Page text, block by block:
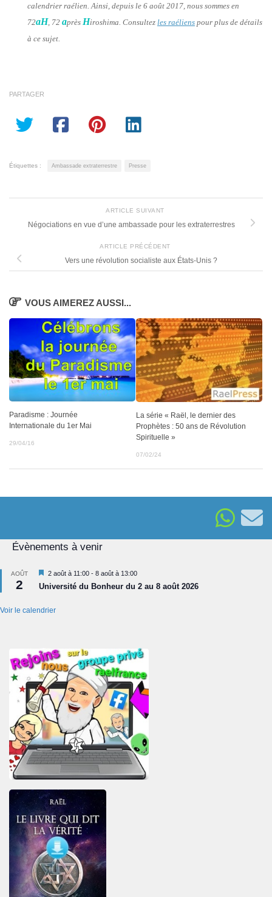
calendrier raélien. Ainsi, depuis le 6 août 2017, nous sommes en
72aH , 72 après Hiroshima. Consultez les raéliens pour plus de détails
à ce sujet.
PARTAGER
Étiquettes : Ambassade extraterrestre Presse
ARTICLE SUIVANT
Négociations en vue d’une ambassade pour les extraterrestres
ARTICLE PRÉCÉDENT
Vers une révolution socialiste aux États-Unis ?
VOUS AIMEREZ AUSSI...
Paradisme : Journée
Internationale du 1er Mai
29/04/16
La série « Raël, le dernier des
Prophètes : 50 ans de Révolution
Spirituelle »
07/02/24
Évènements à venir
AOÛT
2
Mis
en
avant
2 août à 11:00 - 8 août à 13:00
Université du Bonheur du 2 au 8 août 2026
Voir le calendrier